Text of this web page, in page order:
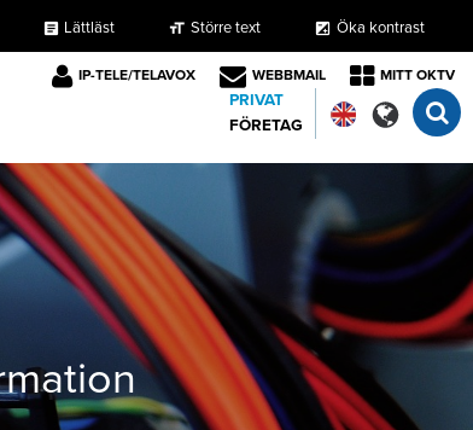
article Lättläst format_size Större text exposure Öka kontrast
IP-TELE/TELAVOX WEBBMAIL MITT OKTV
PRIVAT
FÖRETAG